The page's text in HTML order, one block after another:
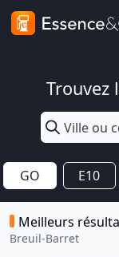
Trouvez
GO E10
Meilleurs
Breuil-Barret